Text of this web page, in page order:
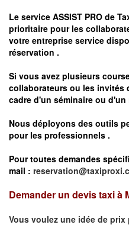
Le service ASSIST PRO de
prioritaire pour les
votre entreprise service
réservation .
Si vous avez plusieurs
collaborateurs ou les invités
cadre d'un séminaire ou d'un
Nous déployons des outils
pour les professionnels .
Pour toutes demandes
mail :
Demander un devis taxi à
Vous voulez une idée de